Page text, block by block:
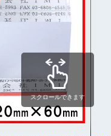
スクロールできます